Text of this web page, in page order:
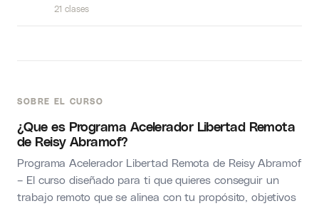
SOBRE EL CURSO
¿Que es Programa Acelerador Libertad Remota
de Reisy Abramof?
Programa Acelerador Libertad Remota de Reisy Abramof
– El curso diseñado para ti que quieres conseguir un
trabajo remoto que se alinea con tu propósito, objetivos
21 clases